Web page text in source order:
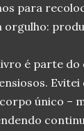
para
orgulho:
é parte do
único –